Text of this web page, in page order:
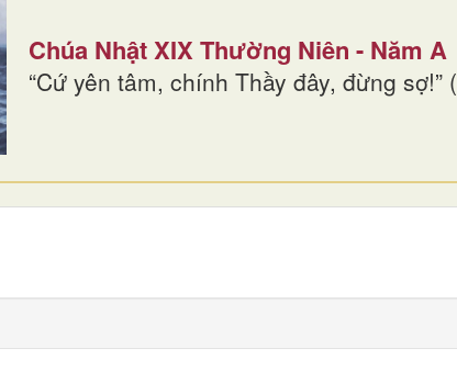
Chúa Nhật XIX Thường Niên - Năm A
“Cứ yên tâm, chính Thầy đây, đừng sợ!”